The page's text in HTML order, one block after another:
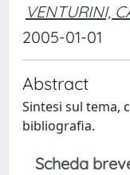
VENTURINI,
2005-01-01
Abstract
Sintesi sul tema,
bibliografia.
Scheda